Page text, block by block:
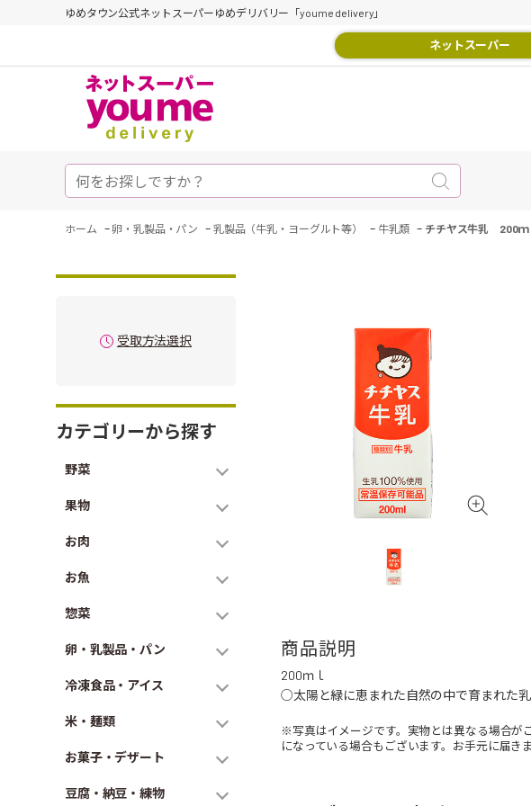
ゆめタウン公式ネットスーパーゆめデリバリー「youme delivery」
ネットスーパー
ホーム -卵・乳製品・パン - 乳製品（牛乳・ヨーグルト等） - 牛乳類 - チチヤス牛乳 200ｍ
受取方法選択
カテゴリーから探す
野菜
果物
お肉
お魚
惣菜
卵・乳製品・パン
冷凍食品・アイス
米・麺類
お菓子・デザート
豆腐・納豆・練物
商品説明
200ｍｌ
○太陽と緑に恵まれた自然の中で育まれた
※写真はイメージです。実物とは異なる場合が
になっている場合もございます。お手元に届き